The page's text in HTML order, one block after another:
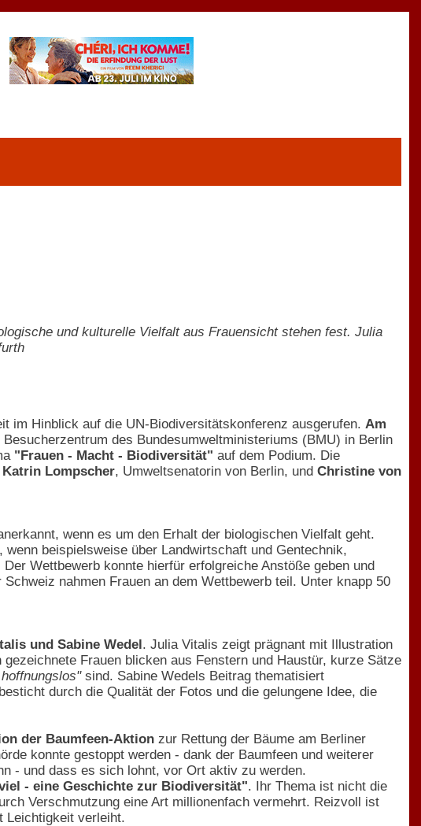
und kulturelle Vielfalt aus Frauensicht stehen fest. Julia
im Hinblick auf die UN-Biodiversitätskonferenz ausgerufen. Am
des Bundesumweltministeriums (BMU) in Berlin
"Frauen - Macht - Biodiversität" auf dem Podium. Die
Katrin Lompscher, Umweltsenatorin von Berlin, und Christine von
wenn es um den Erhalt der biologischen Vielfalt geht.
beispielsweise über Landwirtschaft und Gentechnik,
Wettbewerb konnte hierfür erfolgreiche Anstöße geben und
nahmen Frauen an dem Wettbewerb teil. Unter knapp 50
und Sabine Wedel. Julia Vitalis zeigt prägnant mit Illustration
Frauen blicken aus Fenstern und Haustür, kurze Sätze
sind. Sabine Wedels Beitrag thematisiert
besticht durch die Qualität der Fotos und die gelungene Idee, die
der Baumfeen-Aktion zur Rettung der Bäume am Berliner
konnte gestoppt werden - dank der Baumfeen und weiterer
- und dass es sich lohnt, vor Ort aktiv zu werden.
- eine Geschichte zur Biodiversität". Ihr Thema ist nicht die
Verschmutzung eine Art millionenfach vermehrt. Reizvoll ist
Leichtigkeit verleiht.